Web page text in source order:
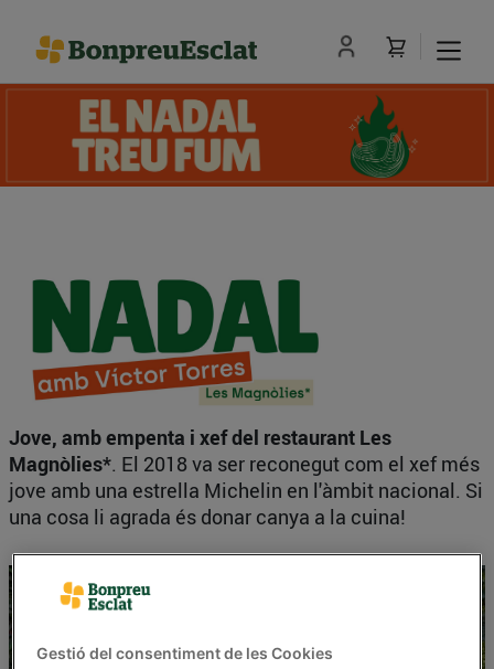
Jove, amb empenta i xef del restaurant Les
Magnòlies*. El 2018 va ser reconegut com el xef més
jove amb una estrella Michelin en l'àmbit nacional. Si
una cosa li agrada és donar canya a la cuina!
Gestió del consentiment de les Cookies